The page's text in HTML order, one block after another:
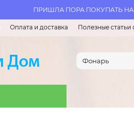
ПРИШЛА ПОРА ПОКУПАТЬ
Оплата и доставка Полезные